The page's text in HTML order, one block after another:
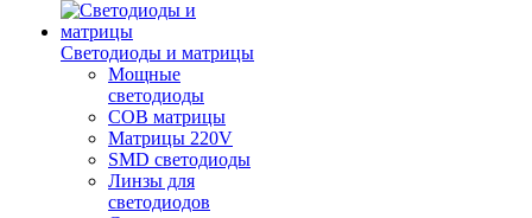
Светодиоды и матрицы
Мощные
светодиоды
COB матрицы
Матрицы 220V
SMD светодиоды
Линзы для
светодиодов